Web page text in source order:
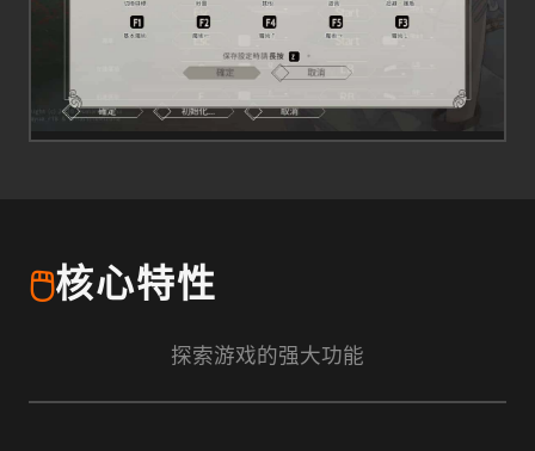
🖱️核心特性
探索游戏的强大功能